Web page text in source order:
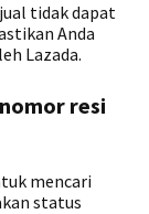
tidak dapat
Anda
Lazada.
resi
mencari
status